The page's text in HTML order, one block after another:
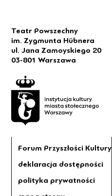
Teatr Powszechny
im. Zygmunta Hübnera
ul. Jana Zamoyskiego 20
03-801 Warszawa
Forum Przyszłości Kultury
deklaracja dostępności
polityka prywatności